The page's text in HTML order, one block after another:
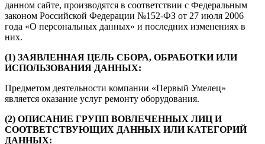
данном сайте, производятся в соответствии с Федеральным
законом Российской Федерации №152-ФЗ от 27 июля 2006
года «О персональных данных» и последних изменениях в
них.
(1) ЗАЯВЛЕННАЯ ЦЕЛЬ СБОРА, ОБРАБОТКИ ИЛИ
ИСПОЛЬЗОВАНИЯ ДАННЫХ:
Предметом деятельности компании «Первый Умелец»
является оказание услуг ремонту оборудования.
(2) ОПИСАНИЕ ГРУПП ВОВЛЕЧЕННЫХ ЛИЦ И
СООТВЕТСТВУЮЩИХ ДАННЫХ ИЛИ КАТЕГОРИЙ
ДАННЫХ: